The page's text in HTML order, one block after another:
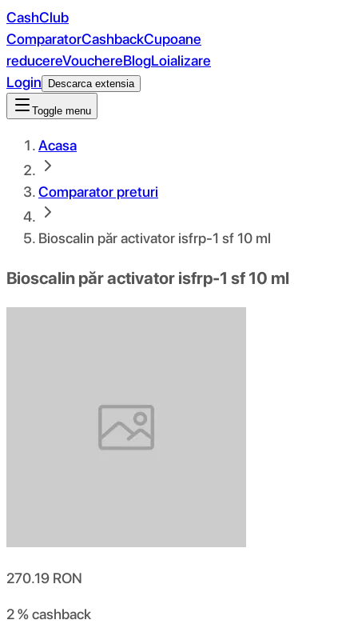
CashClub
ComparatorCashbackCupoane
reducereVouchereBlogLoializare
Login
Descarca extensia
Toggle menu
Acasa
Comparator preturi
Bioscalin păr activator isfrp-1 sf 10 ml
Bioscalin păr activator isfrp-1 sf 10 ml
270.19 RON
2 %cashback